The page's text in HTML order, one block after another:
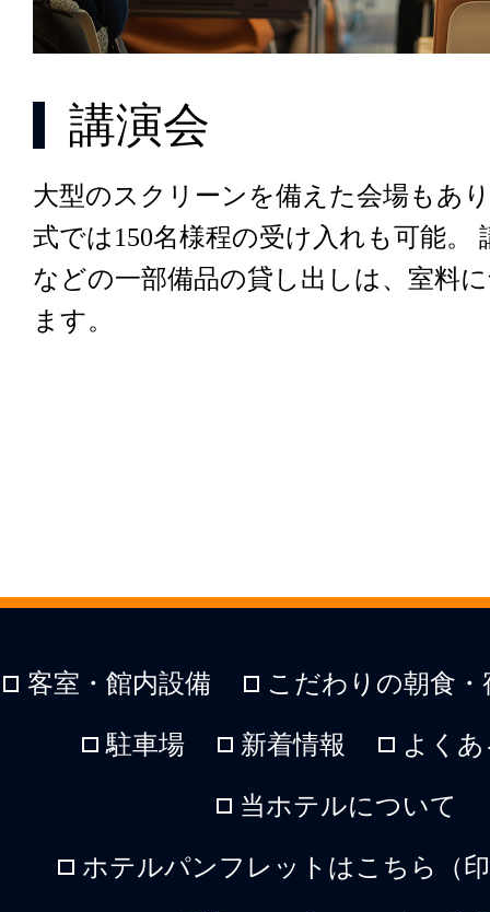
講演会
大型のスクリーンを備えた会場もあ
式では150名様程の受け入れも可能。
などの一部備品の貸し出しは、室料
ます。
客室・館内設備 こだわりの朝食
駐車場 新着情報 よく
当ホテルについて
ホテルパンフレットはこちら（